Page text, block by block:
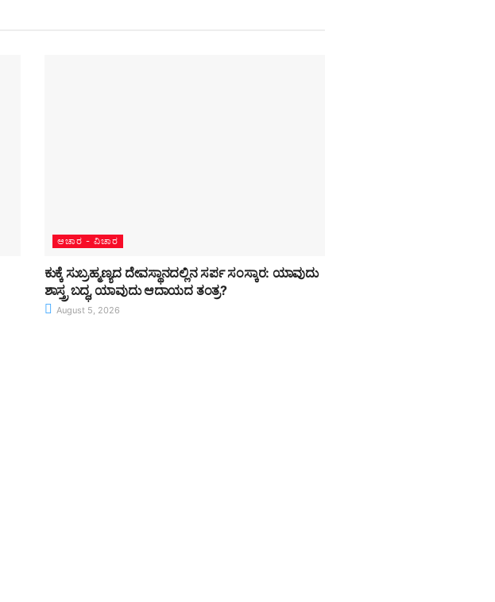
ಆಚಾರ - ವಿಚಾರ
ಕುಕ್ಕೆ ಸುಬ್ರಹ್ಮಣ್ಯದ ದೇವಸ್ಥಾನದಲ್ಲಿನ ಸರ್ಪ ಸಂಸ್ಕಾರ: ಯಾವುದು
ಶಾಸ್ತ್ರ ಬದ್ಧ, ಯಾವುದು ಆದಾಯದ ತಂತ್ರ?
August 5, 2026